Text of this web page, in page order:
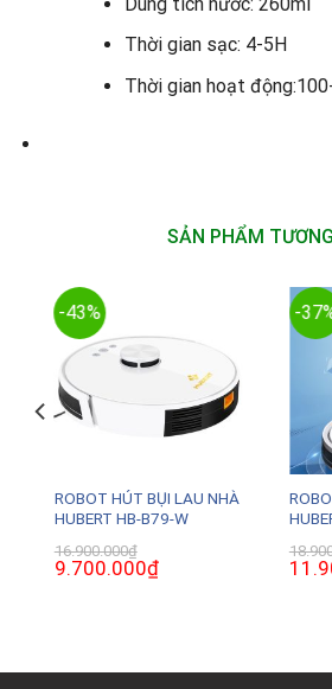
Thời gian sạc: 4-5H
Thời gian hoạt
SẢN PHẨM
-43%
ROBOT HÚT BỤI LAU NHÀ
HUBERT HB-B79-W
16.900.000₫
Giá
gốc
9.700.000₫Giá
hiện
-
Giá
gốc